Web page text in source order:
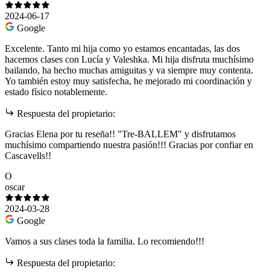
2024-06-17
Google
Excelente. Tanto mi hija como yo estamos encantadas, las dos
hacemos clases con Lucía y Valeshka. Mi hija disfruta muchísimo
bailando, ha hecho muchas amiguitas y va siempre muy contenta.
Yo también estoy muy satisfecha, he mejorado mi coordinación y
estado físico notablemente.
Respuesta del propietario:
Gracias Elena por tu reseña!! "Tre-BALLEM" y disfrutamos
muchísimo compartiendo nuestra pasión!!! Gracias por confiar en
Cascavells!!
O
oscar
2024-03-28
Google
Vamos a sus clases toda la familia. Lo recomiendo!!!
Respuesta del propietario: